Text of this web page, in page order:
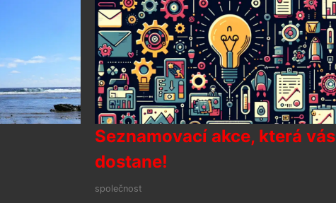
Seznamovací akce, která vás
dostane!
společnost